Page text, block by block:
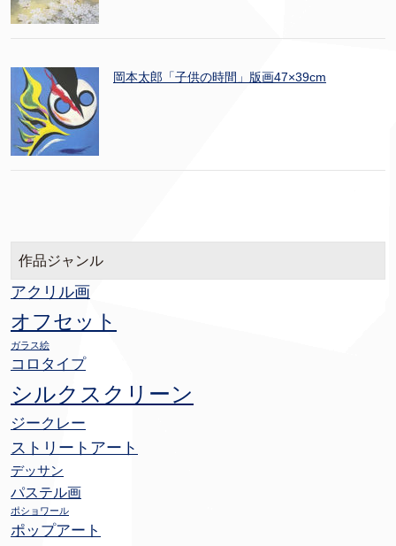
岡本太郎「子供の時間」版画47×39cm
作品ジャンル
アクリル画
オフセット
ガラス絵
コロタイプ
シルクスクリーン
ジークレー
ストリートアート
デッサン
パステル画
ポショワール
ポップアート